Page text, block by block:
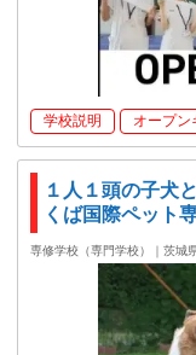
学校説明 オープン
１人１頭の子犬
くば国際ペット
専修学校（専門学校）｜茨城